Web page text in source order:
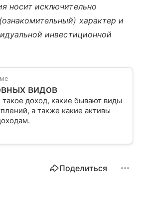
носит исключительно
характер и
инвестиционной
видов
такое доход, какие бывают виды
а также какие активы
Поделиться